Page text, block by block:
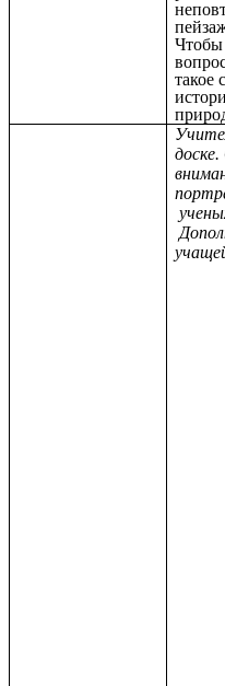
Чтобы
такое